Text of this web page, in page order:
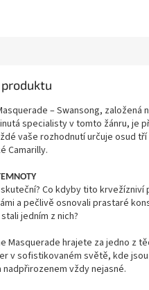
– Swansong, založená
specialisty v tomto žánru, je
vaše rozhodnutí určuje osud tří
Camarilly.
Co kdyby tito krvežízniví
a pečlivě osnovali prastaré
jedním z nich?
Masquerade hrajete za jedno z
v sofistikovaném světě, kde
vždy nejasné.